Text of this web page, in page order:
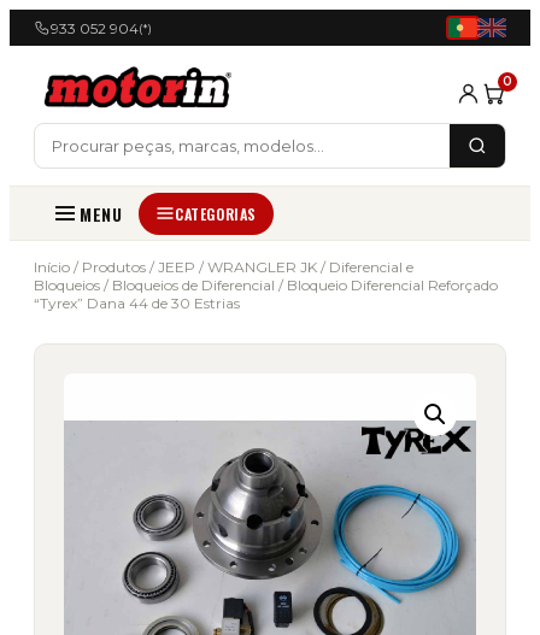
933 052 904(*)
0
MENU CATEGORIAS
Início / Produtos / JEEP / WRANGLER JK / Diferencial e
Bloqueios / Bloqueios de Diferencial / Bloqueio Diferencial Reforçado
“Tyrex” Dana 44 de 30 Estrias